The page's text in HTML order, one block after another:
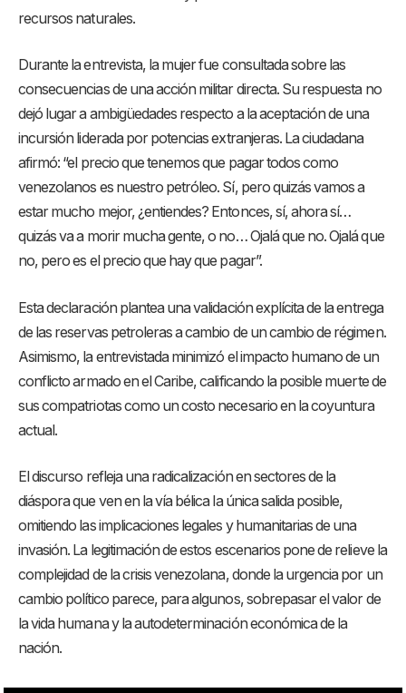
recursos naturales.
Durante la entrevista, la mujer fue consultada sobre las
consecuencias de una acción militar directa. Su respuesta no
dejó lugar a ambigüedades respecto a la aceptación de una
incursión liderada por potencias extranjeras. La ciudadana
afirmó: “el precio que tenemos que pagar todos como
venezolanos es nuestro petróleo. Sí, pero quizás vamos a
estar mucho mejor, ¿entiendes? Entonces, sí, ahora sí…
quizás va a morir mucha gente, o no… Ojalá que no. Ojalá que
no, pero es el precio que hay que pagar”.
Esta declaración plantea una validación explícita de la entrega
de las reservas petroleras a cambio de un cambio de régimen.
Asimismo, la entrevistada minimizó el impacto humano de un
conflicto armado en el Caribe, calificando la posible muerte de
sus compatriotas como un costo necesario en la coyuntura
actual.
El discurso refleja una radicalización en sectores de la
diáspora que ven en la vía bélica la única salida posible,
omitiendo las implicaciones legales y humanitarias de una
invasión. La legitimación de estos escenarios pone de relieve la
complejidad de la crisis venezolana, donde la urgencia por un
cambio político parece, para algunos, sobrepasar el valor de
la vida humana y la autodeterminación económica de la
nación.